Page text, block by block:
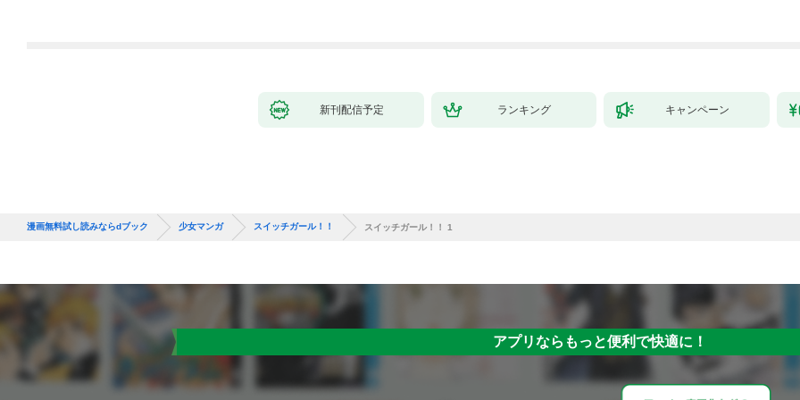
新刊配信予定 ランキング キャンペーン
漫画無料試し読みならdブック 少女マンガ スイッチガール！！ スイッチガール！！ 1
アプリならもっと便利で快適に！